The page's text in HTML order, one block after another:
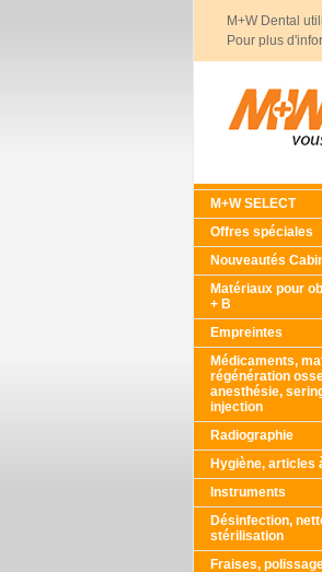
M+W Dental
Pour plus
M+W SELECT
Offres spéciales
Nouveautés
Matériaux pour
+ B
Empreintes
Médicaments,
régénération
anesthésie,
injection
Radiographie
Hygiène, articles
Instruments
Désinfection,
stérilisation
Fraises,